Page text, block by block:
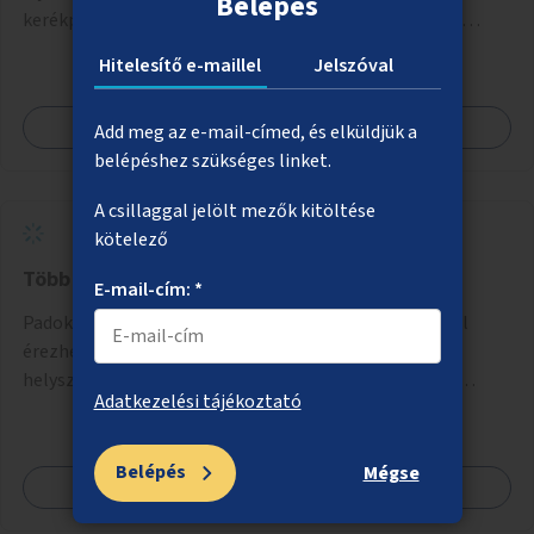
Hitelesítő e-maillel Jelszóval
Add meg az e-mail-címed, és elküldjük a
belépéshez szükséges linket.
A csillaggal jelölt mezők kitöltése
kötelező
E-mail-cím: *
Adatkezelési tájékoztató
Belépés Mégse
kerékpárút fizikai elválasztását, szintbeli kiemelését,
jelölését – különösen a veszélyesebb kereszteződésekben,
szembeforgalmú kerékpározásra.
Megnézem
Több pad a parkokban, köztereken
Padok telepítése olyan közterekre, parkrészekbe, ahol
követően történhet.
Megnézem